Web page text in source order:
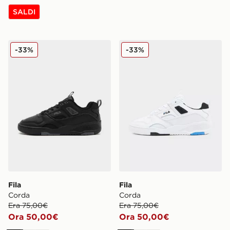
SALDI
Fila Corda
Fila
Corda
Era 75,00€
Ora 50,00€
-33% Fila Corda
Fila
Corda
Era 75,00€
Ora 50,00€
-33%